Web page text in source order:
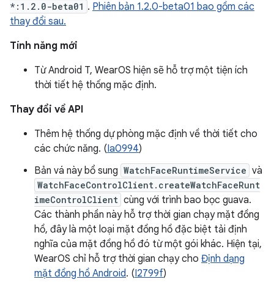
*:1.2.0-beta01 . Phiên bản 1.2.0-beta01 bao gồm các
thay đổi sau.
Tính năng mới
Từ Android T, WearOS hiện sẽ hỗ trợ một tiện ích
thời tiết hệ thống mặc định.
Thay đổi về API
Thêm hệ thống dự phòng mặc định về thời tiết cho
các chức năng. (Ia0994)
Bản vá này bổ sung WatchFaceRuntimeService và
WatchFaceControlClient.createWatchFaceRunt
imeControlClient cùng với trình bao bọc guava.
Các thành phần này hỗ trợ thời gian chạy mặt đồng
hồ, đây là một loại mặt đồng hồ đặc biệt tải định
nghĩa của mặt đồng hồ đó từ một gói khác. Hiện tại,
WearOS chỉ hỗ trợ thời gian chạy cho Định dạng
mặt đồng hồ Android. (I2799f)